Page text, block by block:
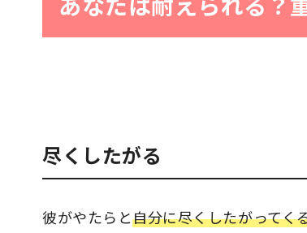
尽くしたがる
彼がやたらと自分に尽くしたがってく